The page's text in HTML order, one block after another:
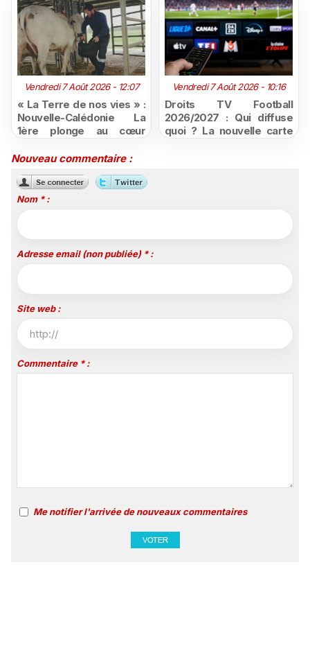
Vendredi 7 Août 2026 - 12:07
« La Terre de nos vies » :
Nouvelle-Calédonie La
1ère plonge au cœur
mutation
Vendredi 7 Août 2026 - 10:16
Droits TV Football
2026/2027 : Qui diffuse
quoi ? La nouvelle carte
Nouveau commentaire :
Nom * :
Adresse email (non publiée) * :
Site web :
Commentaire * :
Me notifier l'arrivée de nouveaux commentaires